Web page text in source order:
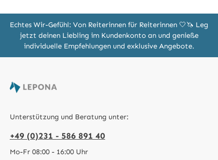
Echtes Wir-Gefühl: Von Reiterinnen für Reiterinnen 🤍🦄 Leg
jetzt deinen Liebling im Kundenkonto an und genieße
individuelle Empfehlungen und exklusive Angebote.
Unterstützung und Beratung unter:
+49 (0)231 - 586 891 40
Mo-Fr 08:00 - 16:00 Uhr